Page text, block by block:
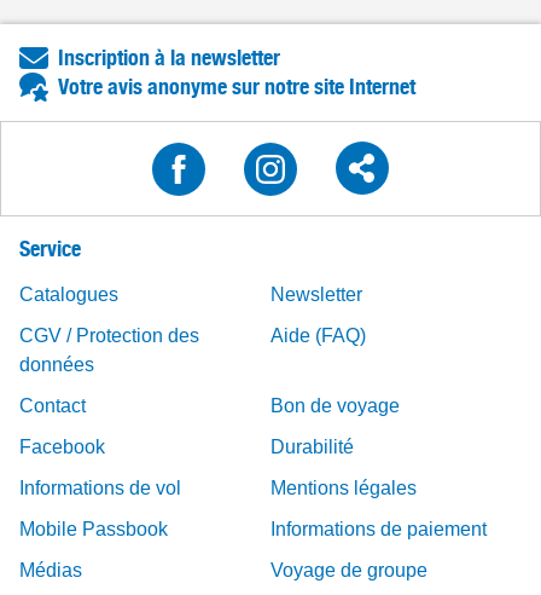
Inscription à la newsletter
Votre avis anonyme sur notre site Internet
Service
Catalogues
Newsletter
CGV / Protection des
données
Aide (FAQ)
Contact
Bon de voyage
Facebook
Durabilité
Informations de vol
Mentions légales
Mobile Passbook
Informations de paiement
Médias
Voyage de groupe